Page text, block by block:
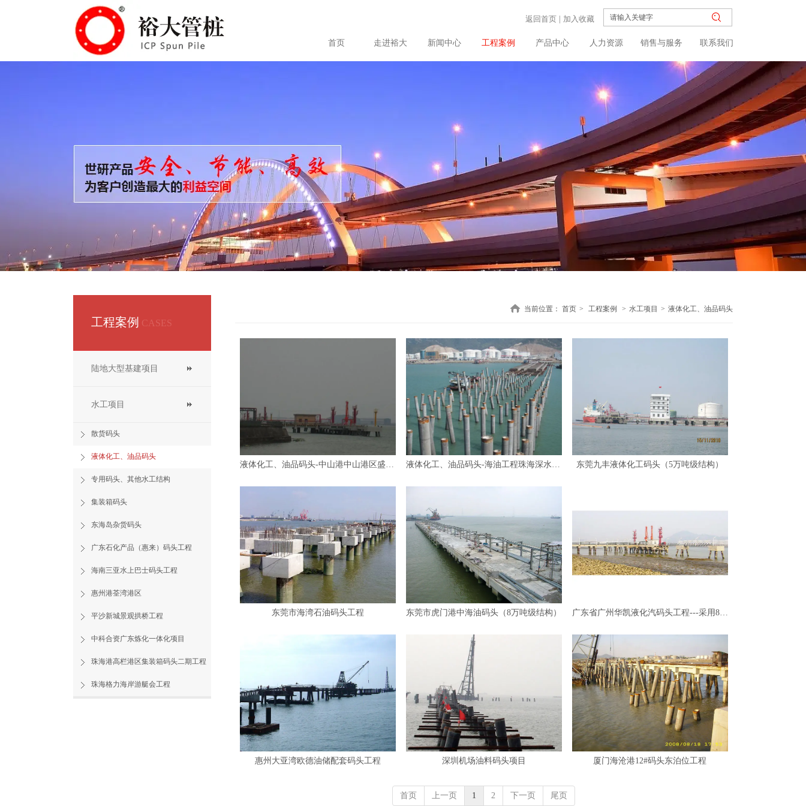
返回首页 加入收藏
首页 走进裕大 新闻中心 工程案例 产品中心 人力资源 销售与服务 联系我们
工程案例 CASES
陆地大型基建项目
水工项目
散货码头
液体化工、油品码头
专用码头、其他水工结构
集装箱码头
东海岛杂货码头
广东石化产品（惠来）码头工程
海南三亚水上巴士码头工程
惠州港荃湾港区
平沙新城景观拱桥工程
中科合资广东炼化一体化项目
珠海港高栏港区集装箱码头二期工程
珠海格力海岸游艇会工程
当前位置： 首页 > 工程案例 > 水工项目 > 液体化工、油品码头
液体化工、油品码头-中山港中山港区盛鸿石化码头工程 液体化工、油品码头-海油工程珠海深水海洋装备工程制造基地1#码头一期工程 东莞九丰液体化工码头（5万吨级结构）
东莞市海湾石油码头工程 东莞市虎门港中海油码头（8万吨级结构） 广东省广州华凯液化汽码头工程---采用800mmPHC管桩
惠州大亚湾欧德油储配套码头工程 深圳机场油料码头项目 厦门海沧港12#码头东泊位工程
首页 上一页 1 2 下一页 尾页